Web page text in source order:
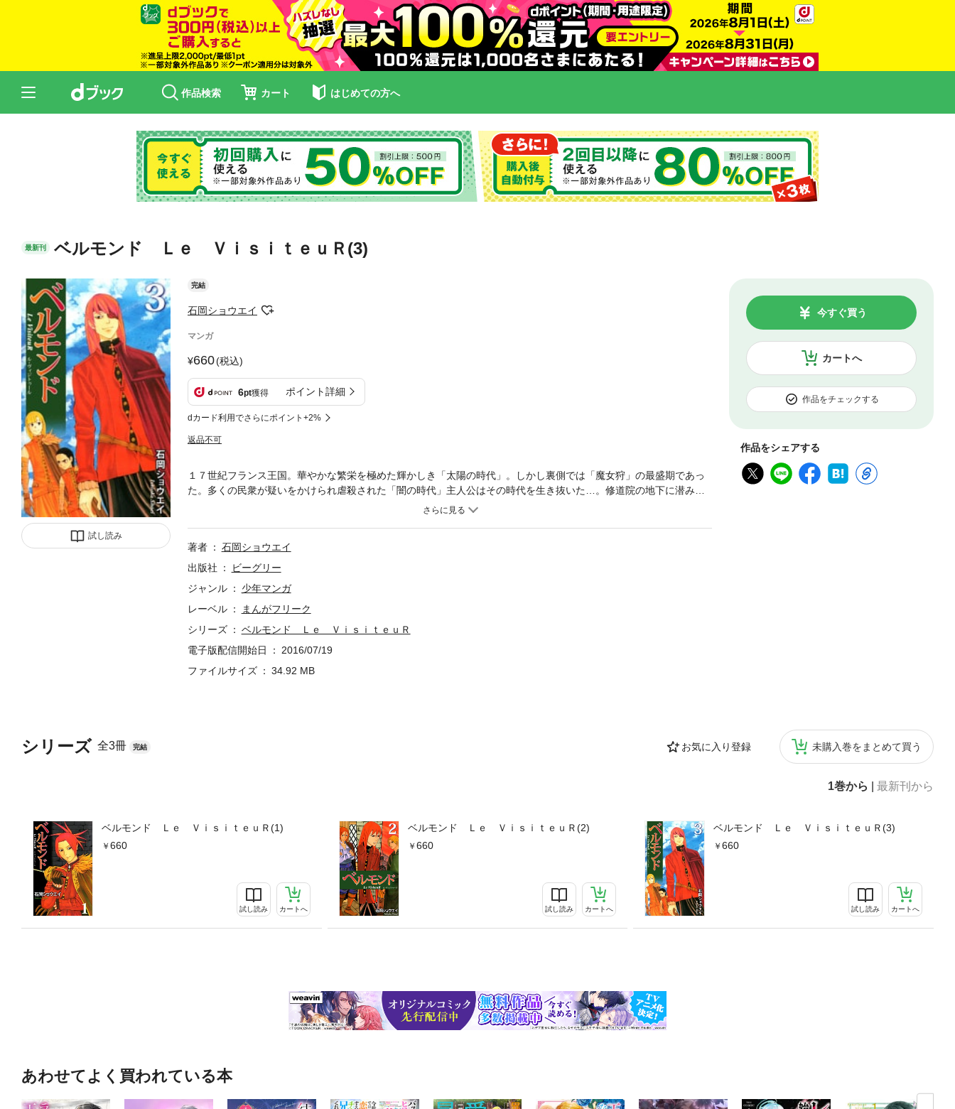
作品検索 カート はじめての方へ
最新刊 ベルモンド Ｌｅ ＶｉｓｉｔｅｕＲ(3)
試し読み
完結
石岡ショウエイ
マンガ
660(税込)
6pt獲得 ポイント詳細
dカード利用でさらにポイント+2%
返品不可
カートへ
今すぐ買う
作品をチェックする
作品をシェアする
シリーズ 全3冊 完結 お気に入り登録 未購入巻をまとめて買う
1巻から 最新刊から
ベルモンド Ｌｅ ＶｉｓｉｔｅｕＲ(1)
660
試し読み カートへ
ベルモンド Ｌｅ ＶｉｓｉｔｅｕＲ(2)
660
試し読み カートへ
ベルモンド Ｌｅ ＶｉｓｉｔｅｕＲ(3)
660
試し読み カートへ
１７世紀フランス王国。華やかな繁栄を極めた輝かしき「太陽の時代」。しかし裏側では「魔女狩」の最盛期であっ
た。多くの民衆が疑いをかけられ虐殺された「闇の時代」主人公はその時代を生き抜いた…。修道院の地下に潜み魔
女の力を使い罪人を拷問する男。その名は「真実を観る者“ベルモンド”！！」
著者
石岡ショウエイ
出版社
ビーグリー
ジャンル
少年マンガ
レーベル
まんがフリーク
シリーズ
ベルモンド Ｌｅ ＶｉｓｉｔｅｕＲ
電子版配信開始日
2016/07/19
ファイルサイズ
34.92 MB
あわせてよく買われている本